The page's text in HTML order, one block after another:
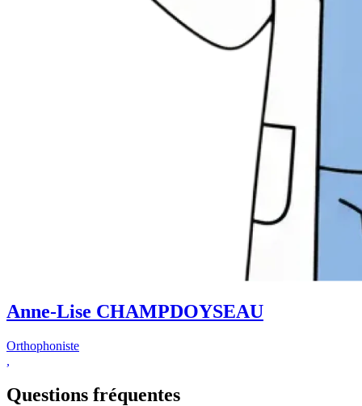
Anne-Lise CHAMPDOYSEAU
Orthophoniste
Questions fréquentes